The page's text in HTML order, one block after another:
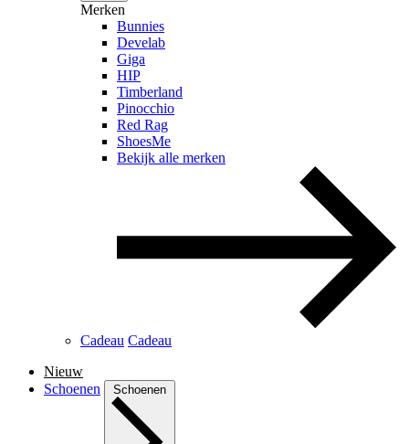
Merken
Bunnies
Develab
Giga
HIP
Timberland
Pinocchio
Red Rag
ShoesMe
Bekijk alle merken
Cadeau Cadeau
Nieuw
Schoenen
Schoenen